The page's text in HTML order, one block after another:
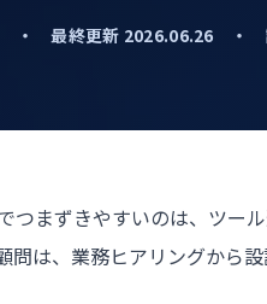
・ 最終更新 2026.06.26 ・
つまずきやすいのは、ツー
問は、業務ヒアリングから